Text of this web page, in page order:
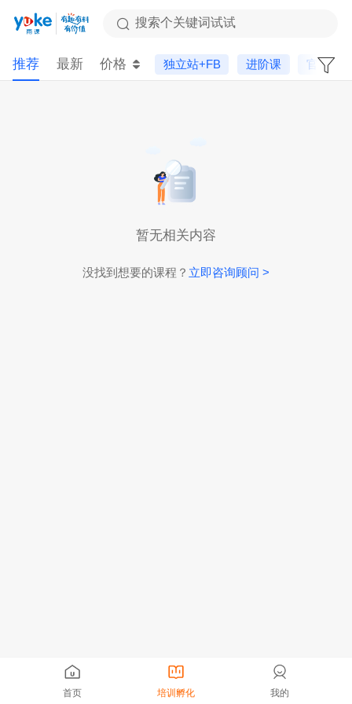
搜索个关键词试试
推荐 最新 价格 独立站+FB 进阶课 官方课
暂无相关内容
没找到想要的课程？ 立即咨询顾问 >
首页 培训孵化 我的